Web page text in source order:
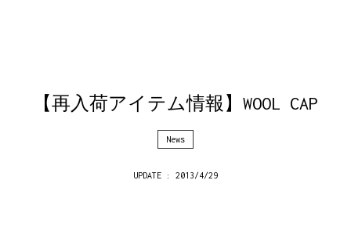
【再入荷アイテム情報】WOOL CAP
News
UPDATE : 2013/4/29